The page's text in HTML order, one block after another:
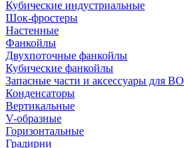
Кубические индустриальные
Шок-фростеры
Настенные
Фанкойлы
Двухпоточные фанкойлы
Кубические фанкойлы
Запасные части и аксессуары для ВО
Конденсаторы
Вертикальные
V-образные
Горизонтальные
Градирни